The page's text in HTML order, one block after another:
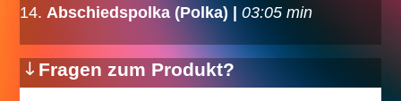
Abschiedspolka (Polka) |03:05 min
Fragen zum Produkt?